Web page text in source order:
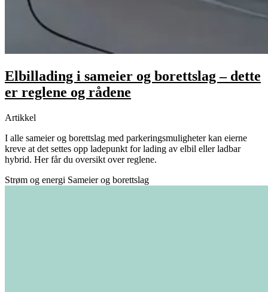
Elbillading i sameier og borettslag – dette
er reglene og rådene
Artikkel
I alle sameier og borettslag med parkeringsmuligheter kan eierne
kreve at det settes opp ladepunkt for lading av elbil eller ladbar
hybrid. Her får du oversikt over reglene.
Strøm og energi Sameier og borettslag